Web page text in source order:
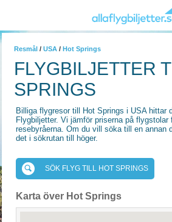
Resmål / USA / Hot Springs
FLYGBILJETTER
SPRINGS
Billiga flygresor till Hot Springs i USA hittar
Flygbiljetter. Vi jämför priserna på flygstolar
resebyråerna. Om du vill söka till en annan
det i sökrutan till höger.
SÖK FLYG TILL HOT SPRINGS
Karta över Hot Springs